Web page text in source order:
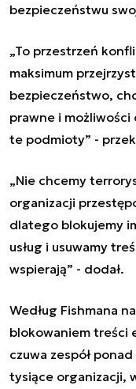
bezpieczeństwu
„To przestrzeń
maksimum
bezpieczeństwo,
prawne i możliwości
te podmioty” -
„Nie chcemy
organizacji
dlatego blokujemy
usług i usuwamy
wspierają” - dodał.
Według Fishmana
blokowaniem treści
czuwa zespół
tysiące organizacji,